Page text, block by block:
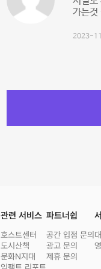
가는
2023-
관련 서비스
호스트센터
도시산책
문화N지대
파트너쉽
공간 입점 문의
광고 문의
제휴 문의